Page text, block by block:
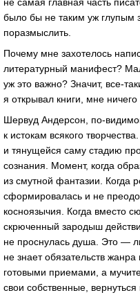
не самая главная часть
было бы не таким уж глупым
поразмыслить.
Почему мне захотелось
литературный манифест?
уж это важно? Значит, все-
я открывал книги, мне
Шервуд Андерсон, по-
к истокам всякого
и тянущейся саму стадию
сознания. Момент, когда
из смутной фантазии. Когда
сформировалась и не
косноязычия. Когда вместо
скрюченный зародыш
не проснулась душа. Это —
не знает обязательств
готовыми приемами, а
свои собственные, вернуться